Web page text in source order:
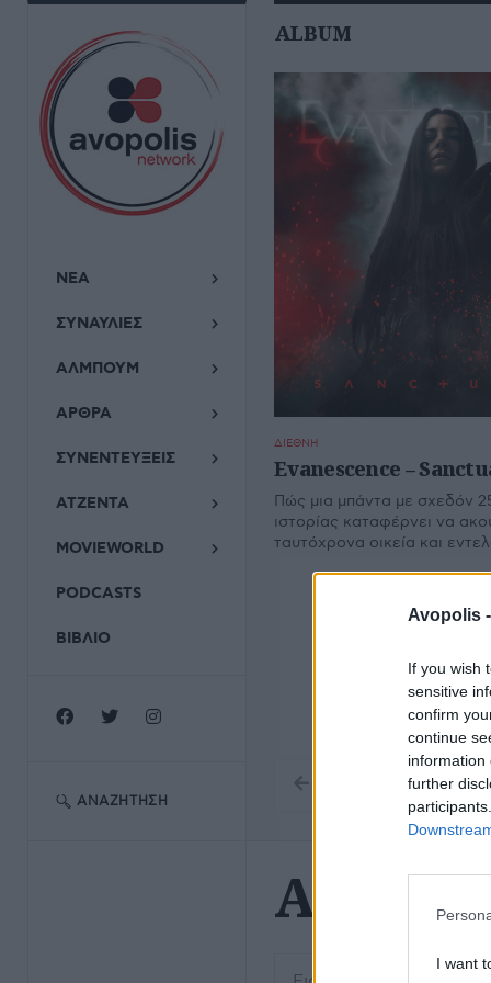
Avopolis -
If you wish
sensitive
confirm
continue
information
further
I want
ΝΕΑ
ΣΥΝΑΥΛΙΕΣ
ΑΛΜΠΟΥΜ
ΑΡΘΡΑ
ΣΥΝΕΝΤΕΥΞΕΙΣ
ΑΤΖΕΝΤΑ
MOVIEWORLD
PODCASTS
ΒΙΒΛΙΟ
ΑΝΑΖΉΤΗΣΗ
ALBUM
ΔΙΕΘΝΗ
Evanescence –
Πώς μια μπάντα με σχεδόν
ιστορίας καταφέρνει να
ταυτόχρονα οικεία και
AN
Εισάγετε μέρος του